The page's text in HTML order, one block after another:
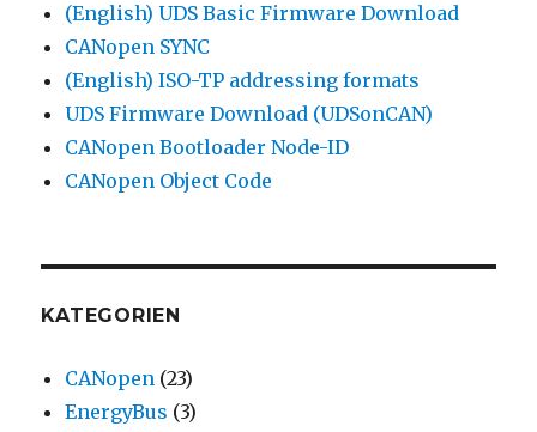
(English) UDS Basic Firmware Download
CANopen SYNC
(English) ISO-TP addressing formats
UDS Firmware Download (UDSonCAN)
CANopen Bootloader Node-ID
CANopen Object Code
KATEGORIEN
CANopen (23)
EnergyBus (3)